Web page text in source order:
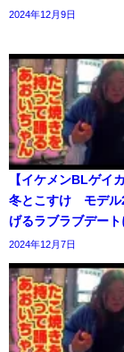
2024年12月9日
【イケメンBLゲイ
冬とこすけ モデル
げるラブラブデー
2024年12月7日